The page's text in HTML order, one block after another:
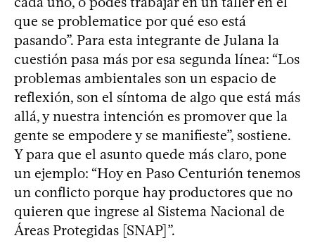
que se problematice por qué eso está
pasando”. Para esta integrante de Julana la
cuestión pasa más por esa segunda línea: “Los
problemas ambientales son un espacio de
reflexión, son el síntoma de algo que está más
allá, y nuestra intención es promover que la
gente se empodere y se manifieste”, sostiene.
Y para que el asunto quede más claro, pone
un ejemplo: “Hoy en Paso Centurión tenemos
un conflicto porque hay productores que no
quieren que ingrese al Sistema Nacional de
Áreas Protegidas [SNAP]”.